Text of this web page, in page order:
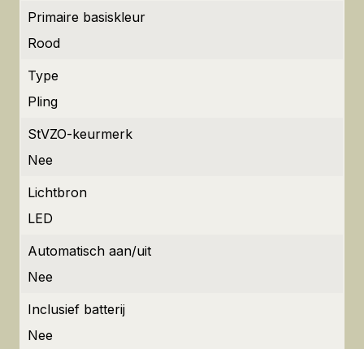
Primaire basiskleur
Rood
Type
Pling
StVZO-keurmerk
Nee
Lichtbron
LED
Automatisch aan/uit
Nee
Inclusief batterij
Nee